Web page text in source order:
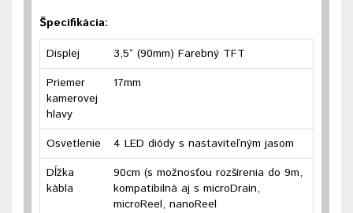
Špecifikácia:
Displej
3,5“ (90mm) Farebný TFT
Priemer
kamerovej
hlavy
17mm
Osvetlenie
4 LED diódy s nastaviteľným jasom
Dĺžka
kábla
90cm (s možnosťou rozšírenia do 9m,
kompatibilná aj s microDrain,
microReel, nanoReel